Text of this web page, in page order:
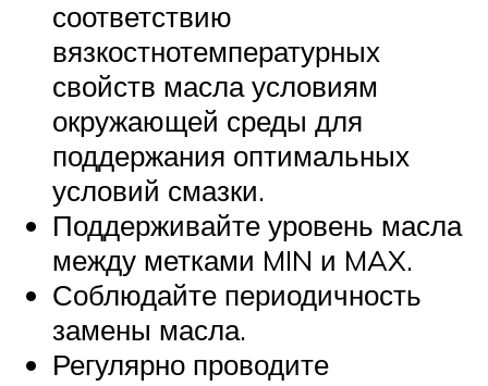
соответствию
вязкостнотемпературных
свойств масла условиям
окружающей среды для
поддержания оптимальных
условий смазки.
Поддерживайте уровень масла
между метками MIN и MAX.
Соблюдайте периодичность
замены масла.
Регулярно проводите